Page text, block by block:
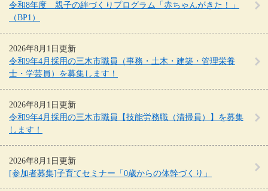
令和8年度 親子の絆づくりプログラム「赤ちゃんがきた！」
（BP1）
2026年8月1日更新
令和9年4月採用の三木市職員（事務・土木・建築・管理栄養
士・学芸員）を募集します！
2026年8月1日更新
令和9年4月採用の三木市職員【技能労務職（清掃員）】を募集
します！
2026年8月1日更新
[参加者募集]子育てセミナー「0歳からの体幹づくり」